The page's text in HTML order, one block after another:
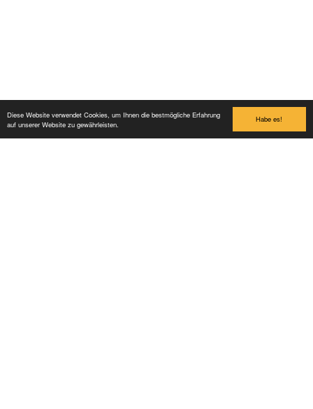
Habe es!
Diese Website verwendet Cookies, um Ihnen die bestmögliche Erfahrung
auf unserer Website zu gewährleisten.
Family park
Hundervegen 41
2636 Øyer